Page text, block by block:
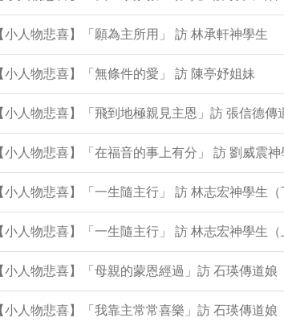
小人物悲喜】「願為主所用」 訪 林承軒神學生
小人物悲喜】「無條件的愛」 訪 陳亭妤姐妹
小人物悲喜】「飛到地極親見主恩」訪 張信德傳
小人物悲喜】「在福音的事上有分」 訪 劉威震神
人物悲喜】「一生隨主行」 訪 林志宏神學生（
人物悲喜】「一生隨主行」 訪 林志宏神學生（
人物悲喜】「母親的蒙恩經過」訪 石瑛傳道娘
人物悲喜】「我靠主常常喜樂」訪 石瑛傳道娘